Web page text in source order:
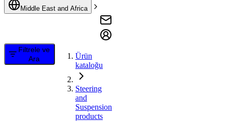
Middle East and Africa
Filtrele ve
Ara
Ürün
kataloğu
Steering
and
Suspension
products